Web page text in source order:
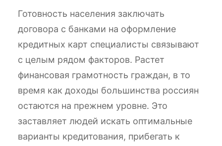
Готовность населения заключать
договора с банками на оформление
кредитных карт специалисты связывают
с целым рядом факторов. Растет
финансовая грамотность граждан, в то
время как доходы большинства россиян
остаются на прежнем уровне. Это
заставляет людей искать оптимальные
варианты кредитования, прибегать к